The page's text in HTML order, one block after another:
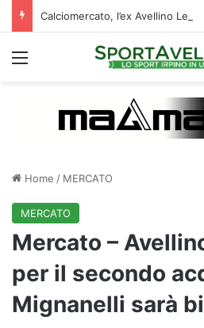
Menu
Home / MERCATO
MERCATO
Mercato –
per il secondo
Mignanelli sarà